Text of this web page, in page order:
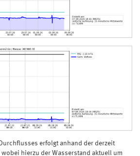
erfolgt anhand der derzeit
wobei hierzu der Wasserstand aktuell um